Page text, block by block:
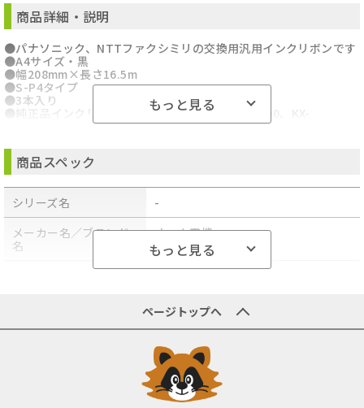
商品詳細・説明
●パナソニック、NTTファクシミリの交換用汎用インクリボンです
●A4サイズ・黒
●幅208mm×長さ16.5m
●S-P4タイプ
●3本入り
●純正品インクリボン型番パナソニック:KX-FAN190、KX-
FAN190W(2本入)、KX-FAN190V(5本入)NTT:ファクシミリ用P形
●対応機種パナソニック:KX-PD101DL、KX-PD102D/DL、KX-
PD205DL/DW、KX-PD285DLE3/DWE3、KX-PD301DL/DW、KX-
PD303DL/DW、KX-PD304DL/DW、KX-PD305DL/DW、KX-
PD315DL/DW、KX-PD381DLE8/DWE8、KX-PD502DL/DW/UD、
KX-PD503DL/DW/UD/UW、KX-PD505DL/DW、KX-PD515DL/DW、
KX-PD551D/DL、KX-PD552DL/DW/UD、KX-PD600DL/DW、KX-
PD601DL/DW、KX-PD603D/DL/DW、KX-PD604DL/DW/SL、KX-
PD615DL/DW、KX-PD670DLE3/DWE3、KX-PD684DLE3/DWE3、
KX-PD701DL/DW、KX-PD702DL/DW、KX-PD703SL/SW/UD/UW、
KX-PD715DL/DW、KX-PD915DL、KX-PW308DL/DW、KX-
PW606DL/DW、KX-PW607DL/DW、KX-PW608DL/DW、KX-
PW616D/DL、KX-PW621DL/DW、KX-PW820DL/DW、KX-
PW821DL/DW、KX-PZ200DL/DW、KX-PZ300DL/DW、KX-
PZ500DL/DW、KX-PZ610DL/DW、KX-PZ618DLE/DWE、KX-
PZ710DL/DW、KX-PZ910DLNTT:でんえもん-266PD、でんえも
ん-266PDw、でんえもん-267PD、でんえもん-267PDw、でんえも
ん-720PD、でんえもん-720PDw、でんえもん-722PD、でんえも
ん-722PDw、でんえもん-723PD、でんえもん-723PDw
もっと見る
商品スペック
シリーズ名
-
メーカー名／ブランド
名
オーム電機
ブラック
もっと見る
ページトップへ